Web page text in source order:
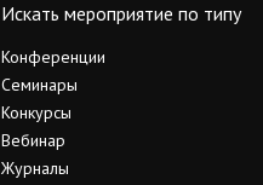
Искать мероприятие по типу
Конференции
Семинары
Конкурсы
Вебинар
Журналы